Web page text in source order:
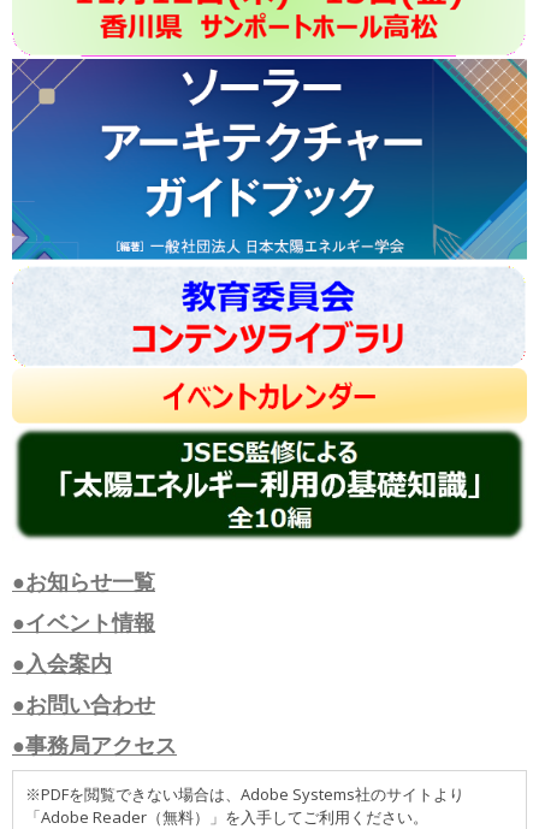
●お知らせ一覧
●イベント情報
●入会案内
●お問い合わせ
●事務局アクセス
※PDFを閲覧できない場合は、Adobe Systems社のサイトより
「Adobe Reader（無料）」を入手してご利用ください。